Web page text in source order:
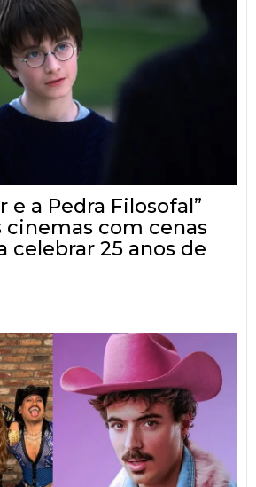
e a Pedra Filosofal”
cinemas com cenas
celebrar 25 anos de